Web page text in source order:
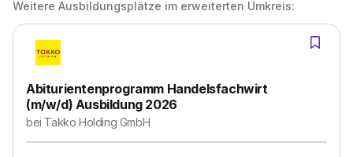
Weitere Ausbildungsplätze im erweiterten Umkreis:
Abiturientenprogramm Handelsfachwirt
(m/w/d) Ausbildung 2026
bei Takko Holding GmbH